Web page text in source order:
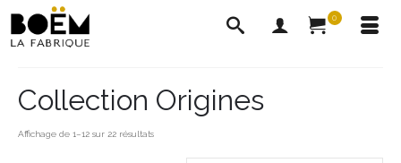
0
Collection Origines
Affichage de 1–12 sur 22 résultatsTrié